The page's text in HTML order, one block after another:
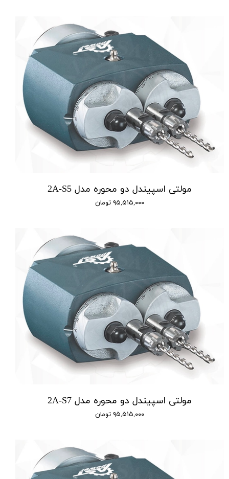
مولتی اسپیندل دو محوره مدل 2A-S5
۹۵,۵۱۵,۰۰۰ تومان
مولتی اسپیندل دو محوره مدل 2A-S7
۹۵,۵۱۵,۰۰۰ تومان